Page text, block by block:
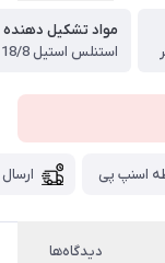
مواد تشکیل دهنده
استنلس استیل 18/8
دیدگاه‌ها